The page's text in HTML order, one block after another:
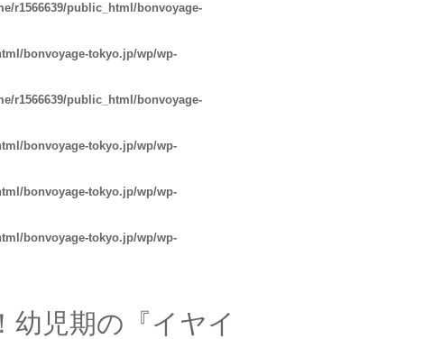
r1566639/public_html/bonvoyage-
bonvoyage-tokyo.jp/wp/wp-
r1566639/public_html/bonvoyage-
bonvoyage-tokyo.jp/wp/wp-
bonvoyage-tokyo.jp/wp/wp-
bonvoyage-tokyo.jp/wp/wp-
児期の『イヤイ